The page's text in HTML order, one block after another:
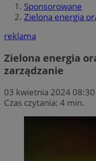
Sponsorowane
Zielona energia
reklama
Zielona energia
zarządzanie
03 kwietnia 2024 08:30
Czas czytania: 4 min.